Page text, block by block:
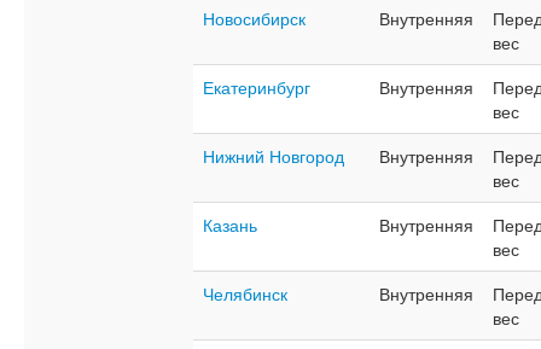
Новосибирск
Внутренняя
вес
Екатеринбург
Внутренняя
вес
Нижний Новгород
Внутренняя
вес
Казань
Внутренняя
вес
Челябинск
Внутренняя
вес